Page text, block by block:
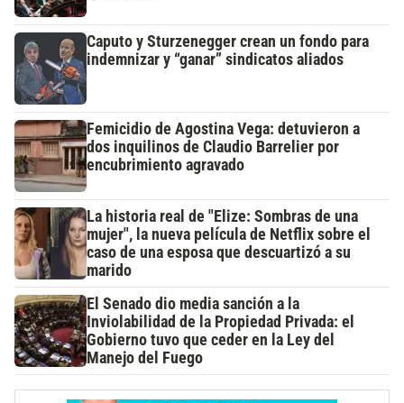
Caputo y Sturzenegger crean un fondo para
indemnizar y “ganar” sindicatos aliados
Femicidio de Agostina Vega: detuvieron a
dos inquilinos de Claudio Barrelier por
encubrimiento agravado
La historia real de "Elize: Sombras de una
mujer", la nueva película de Netflix sobre el
caso de una esposa que descuartizó a su
marido
El Senado dio media sanción a la
Inviolabilidad de la Propiedad Privada: el
Gobierno tuvo que ceder en la Ley del
Manejo del Fuego